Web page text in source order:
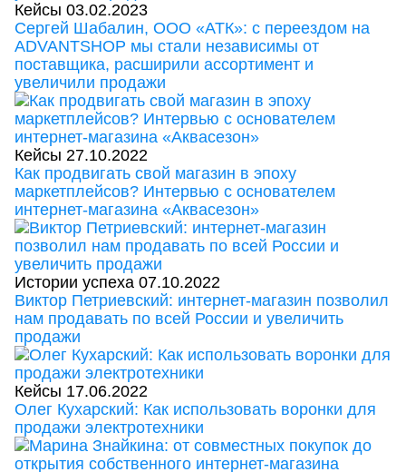
Кейсы 03.02.2023
Сергей Шабалин, ООО «АТК»: с переездом на
ADVANTSHOP мы стали независимы от
поставщика, расширили ассортимент и
увеличили продажи
Кейсы 27.10.2022
Как продвигать свой магазин в эпоху
маркетплейсов? Интервью с основателем
интернет-магазина «Аквасезон»
Истории успеха 07.10.2022
Виктор Петриевский: интернет-магазин позволил
нам продавать по всей России и увеличить
продажи
Кейсы 17.06.2022
Олег Кухарский: Как использовать воронки для
продажи электротехники